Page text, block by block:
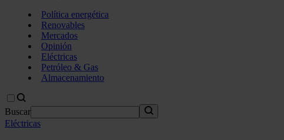
Política energética
Renovables
Mercados
Opinión
Eléctricas
Petróleo & Gas
Almacenamiento
Buscar
Eléctricas